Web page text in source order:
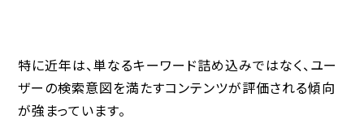
特に近年は、単なるキーワード詰め込みではなく、ユー
ザーの検索意図を満たすコンテンツが評価される傾向
が強まっています。